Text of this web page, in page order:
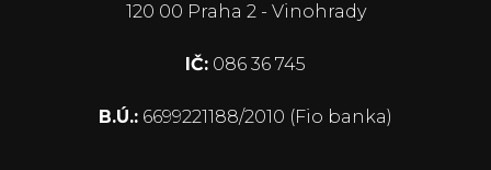
120 00 Praha 2 - Vinohrady
IČ: 086 36 745
B.Ú.: 6699221188/2010 (Fio banka)